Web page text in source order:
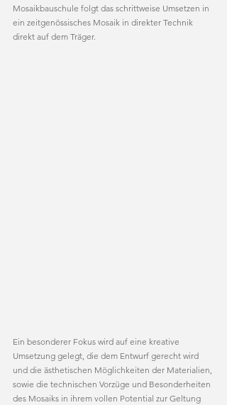
Mosaikbauschule folgt das schrittweise Umsetzen in
ein zeitgenössisches Mosaik in direkter Technik
direkt auf dem Träger.
Ein besonderer Fokus wird auf eine kreative
Umsetzung gelegt, die dem Entwurf gerecht wird
und die ästhetischen Möglichkeiten der Materialien,
sowie die technischen Vorzüge und Besonderheiten
des Mosaiks in ihrem vollen Potential zur Geltung